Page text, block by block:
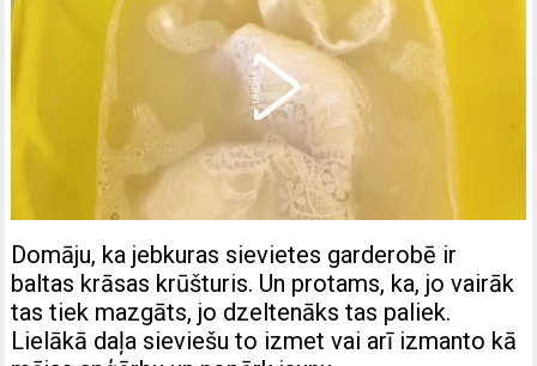
Domāju, ka jebkuras sievietes garderobē ir
baltas krāsas krūšturis. Un protams, ka, jo vairāk
tas tiek mazgāts, jo dzeltenāks tas paliek.
Lielākā daļa sieviešu to izmet vai arī izmanto kā